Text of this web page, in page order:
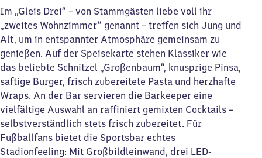
Im „Gleis Drei“ – von Stammgästen liebe­ voll ihr
„zweites Wohnzimmer“ genannt – treffen sich Jung und
Alt, um in entspannter Atmosphäre gemeinsam zu
genießen. Auf der Speisekarte stehen Klassiker wie
das beliebte Schnitzel „Großenbaum“, knusprige Pinsa,
saftige Burger, frisch zubereitete Pasta und herzhafte
Wraps. An der Bar servieren die Barkeeper eine
vielfältige Auswahl an raffiniert gemixten Cocktails –
selbstverständlich stets frisch zubereitet. Für
Fußballfans bietet die Sportsbar echtes
Stadionfeeling: Mit Großbildleinwand, drei LED-